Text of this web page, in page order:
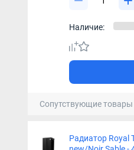
Наличие:
Сопутствующие товары
Радиатор Royal